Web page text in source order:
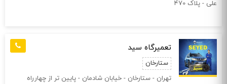
علی - پلاک 470
تعمیرگاه سید
ستارخان
تهران - ستارخان - خیابان شادمان‌ - پایین تر از چهارراه